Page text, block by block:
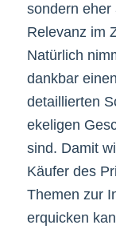
sondern eher
Relevanz im
Natürlich
dankbar
detaillierten
ekeligen
sind. Damit
Käufer des
Themen zur
erquicken